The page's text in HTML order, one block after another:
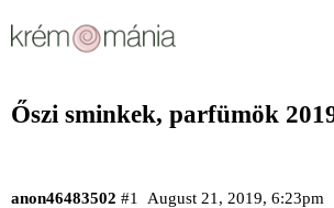
Őszi sminkek, parfümök
anon46483502 August 21, 2019, 6:23pm
#1